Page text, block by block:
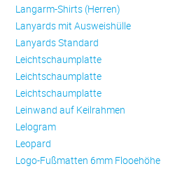
Langarm-Shirts (Herren)
Lanyards mit Ausweishülle
Lanyards Standard
Leichtschaumplatte
Leichtschaumplatte
Leichtschaumplatte
Leinwand auf Keilrahmen
Lelogram
Leopard
Logo-Fußmatten 6mm Flooehöhe